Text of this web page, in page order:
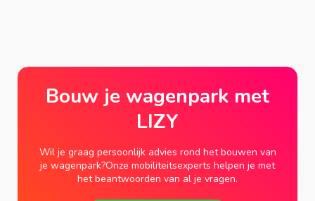
Bouw je wagenpark met
LIZY
Wil je graag persoonlijk advies rond het bouwen van
je wagenpark?Onze mobiliteitsexperts helpen je met
het beantwoorden van al je vragen.